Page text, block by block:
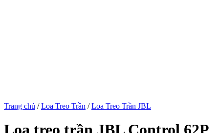
Trang chủ / Loa Treo Trần / Loa Treo Trần JBL